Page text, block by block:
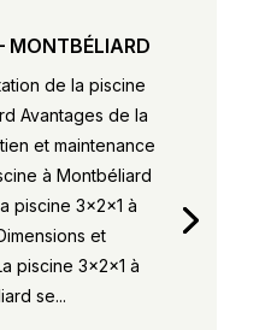
MONTBÉLIARD
de la piscine
Avantages de la
et maintenance
à Montbéliard
piscine 3x2x1 à
et
piscine 3x2x1 à
se...